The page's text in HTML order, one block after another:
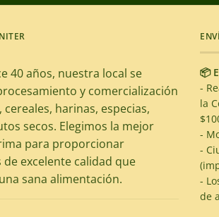
40 años, nuestra local se
y comercialización
cereales, harinas, especias,
secos. Elegimos la mejor
para proporcionar
excelente calidad que
sana alimentación.
📦
-
la
-
-
-
de